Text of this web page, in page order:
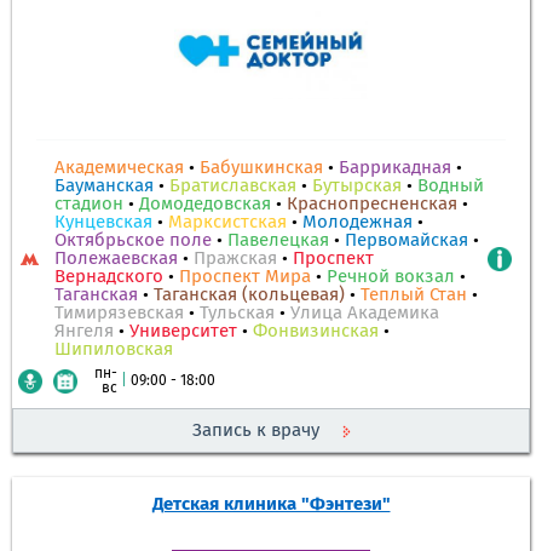
Академическая • Бабушкинская • Баррикадная •
Бауманская • Братиславская • Бутырская • Водный
стадион •Домодедовская • Краснопресненская •
Кунцевская • Марксистская • Молодежная •
Октябрьское поле • Павелецкая • Первомайская •
Полежаевская • Пражская • Проспект
Вернадского • Проспект Мира • Речной вокзал •
Таганская • Таганская (кольцевая) • Теплый Стан •
Тимирязевская • Тульская • Улица Академика
Янгеля • Университет • Фонвизинская •
Шипиловская
пн-
вс
09:00 - 18:00
Запись к врачу
Детская клиника "Фэнтези"